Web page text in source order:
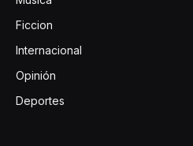
Ficcion
Internacional
Opinión
Deportes